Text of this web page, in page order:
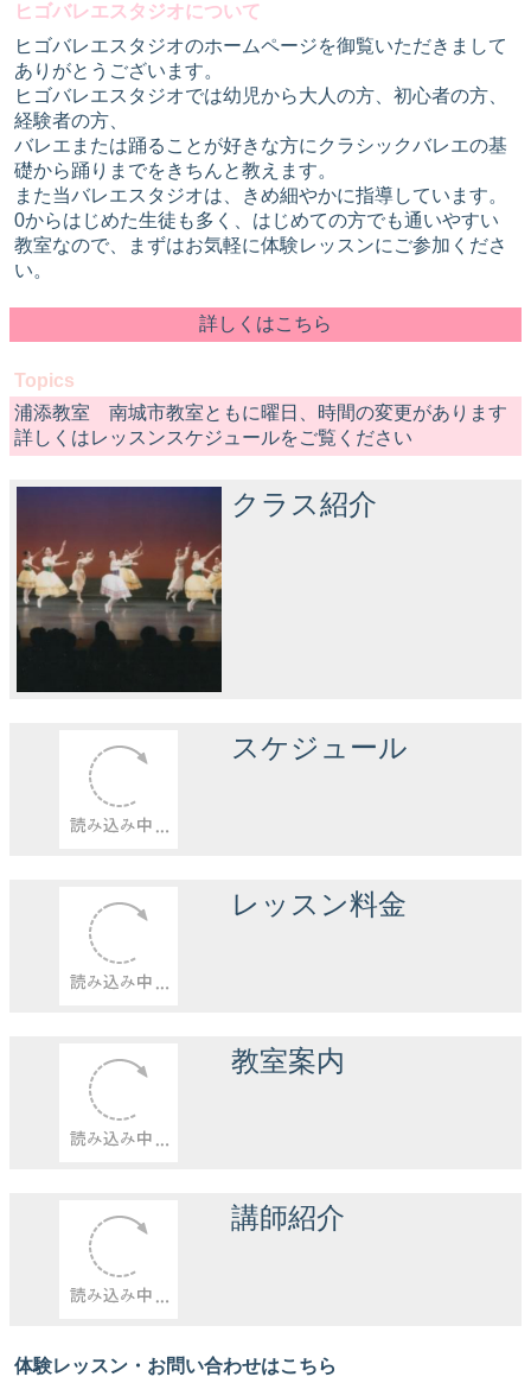
ヒゴバレエスタジオについて
ヒゴバレエスタジオのホームページを御覧いただきまして
ありがとうございます。
ヒゴバレエスタジオでは幼児から大人の方、初心者の方、
経験者の方、
バレエまたは踊ることが好きな方にクラシックバレエの基
礎から踊りまでをきちんと教えます。
また当バレエスタジオは、きめ細やかに指導しています。
0からはじめた生徒も多く、はじめての方でも通いやすい
教室なので、まずはお気軽に体験レッスンにご参加くださ
い。
詳しくはこちら
Topics
浦添教室 南城市教室ともに曜日、時間の変更があります
詳しくはレッスンスケジュールをご覧ください
クラス紹介
スケジュール
レッスン料金
教室案内
講師紹介